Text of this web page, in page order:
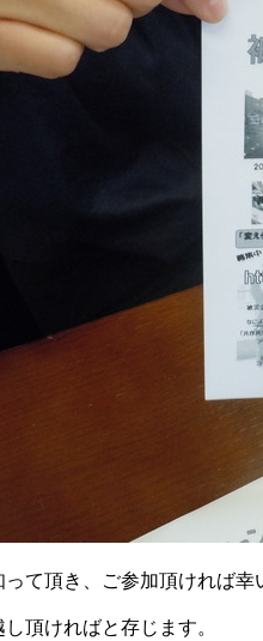
て頂き、ご参加頂ければ幸
頂ければと存じます。